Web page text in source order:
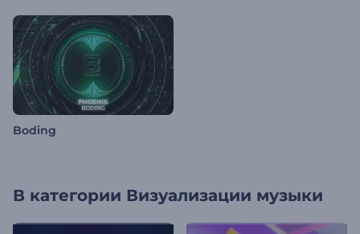
Boding
В категории Визуализации музыки